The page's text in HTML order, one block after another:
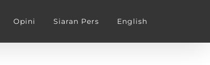
Opini Siaran Pers English